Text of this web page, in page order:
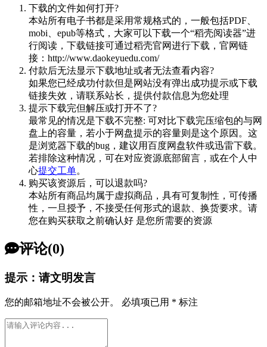
下载的文件如何打开?
本站所有电子书都是采用常规格式的，一般包括PDF、
mobi、epub等格式，大家可以下载一个“稻壳阅读器”进
行阅读，下载链接可通过稻壳官网进行下载，官网链
接：http://www.daokeyuedu.com/
付款后无法显示下载地址或者无法查看内容?
如果您已经成功付款但是网站没有弹出成功提示或下载
链接失效，请联系站长，提供付款信息为您处理
提示下载完但解压或打开不了?
最常见的情况是下载不完整: 可对比下载完压缩包的与网
盘上的容量，若小于网盘提示的容量则是这个原因。这
是浏览器下载的bug，建议用百度网盘软件或迅雷下载。
若排除这种情况，可在对应资源底部留言，或在个人中
心提交工单。
购买该资源后，可以退款吗?
本站所有商品均属于虚拟商品，具有可复制性，可传播
性，一旦授予，不接受任何形式的退款、换货要求。请
您在购买获取之前确认好 是您所需要的资源
评论(0)
提示：请文明发言
您的邮箱地址不会被公开。 必填项已用 * 标注